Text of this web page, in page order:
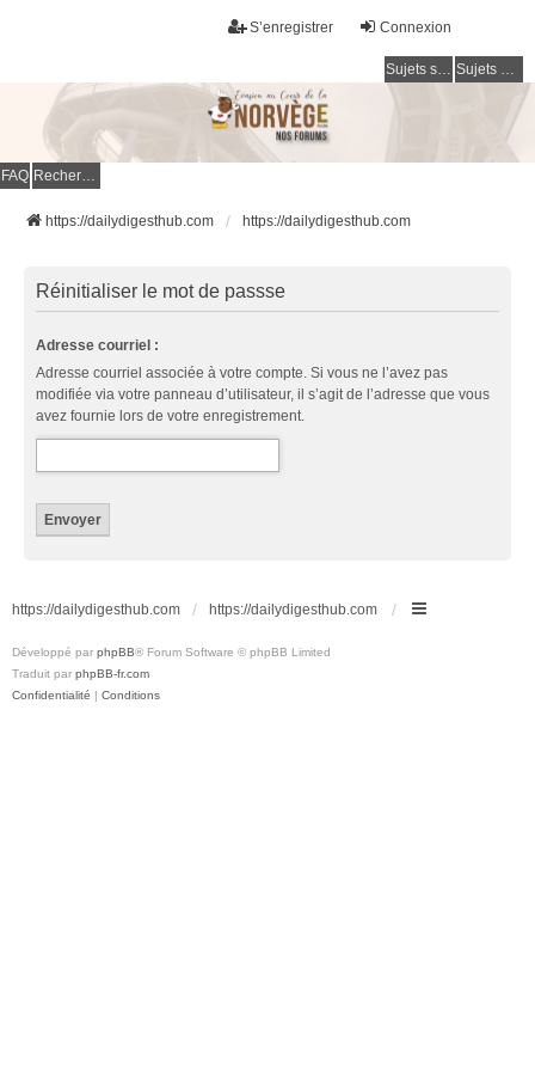
Connexion
S’enregistrer
Sujets sans réponse Sujets actifs
FAQ Rechercher
https://dailydigesthub.com https://dailydigesthub.com
Réinitialiser le mot de passse
Adresse courriel :
Adresse courriel associée à votre compte. Si vous ne l’avez pas
modifiée via votre panneau d’utilisateur, il s’agit de l’adresse que vous
avez fournie lors de votre enregistrement.
https://dailydigesthub.com https://dailydigesthub.com
Développé par phpBB® Forum Software © phpBB Limited
Traduit par phpBB-fr.com
Confidentialité | Conditions